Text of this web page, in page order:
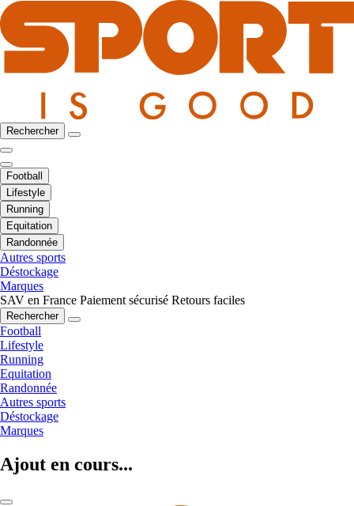
Rechercher
Football
Lifestyle
Running
Equitation
Randonnée
Autres sports
Déstockage
Marques
SAV en France Paiement sécurisé Retours faciles
Rechercher
Football
Lifestyle
Running
Equitation
Randonnée
Autres sports
Déstockage
Marques
Ajout en cours...